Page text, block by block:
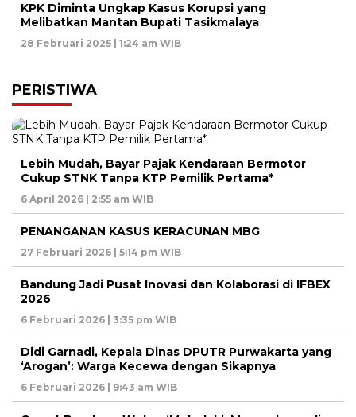
KPK Diminta Ungkap Kasus Korupsi yang
Melibatkan Mantan Bupati Tasikmalaya
28 Februari 2025 | 1:24 am WIB
PERISTIWA
Lebih Mudah, Bayar Pajak Kendaraan Bermotor
Cukup STNK Tanpa KTP Pemilik Pertama*
6 April 2026 | 2:55 am WIB
PENANGANAN KASUS KERACUNAN MBG
27 Februari 2026 | 5:14 pm WIB
Bandung Jadi Pusat Inovasi dan Kolaborasi di IFBEX
2026
6 Februari 2026 | 3:35 pm WIB
Didi Garnadi, Kepala Dinas DPUTR Purwakarta yang
‘Arogan’: Warga Kecewa dengan Sikapnya
6 Februari 2026 | 9:43 am WIB